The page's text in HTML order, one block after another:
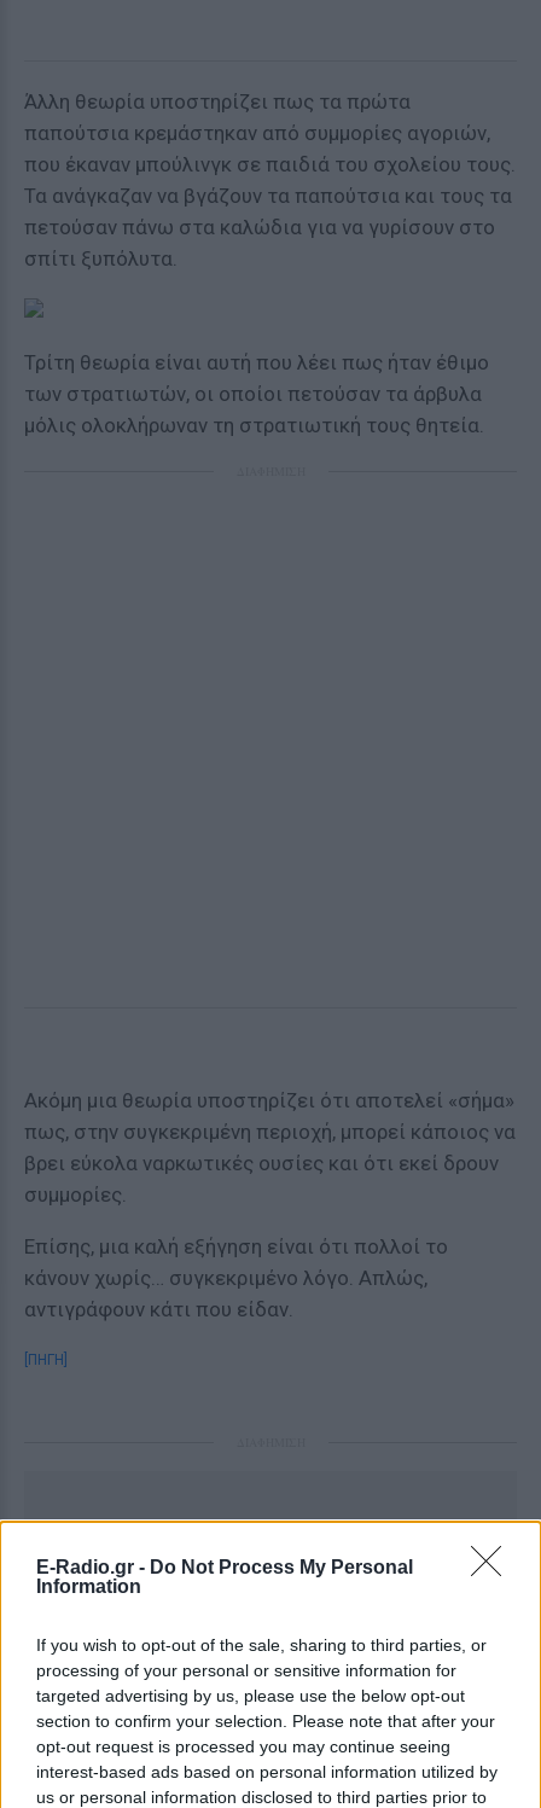
E-Radio.gr - Do Not Process My Personal
Information
If you wish to opt-out of the sale, sharing to third parties, or
processing of your personal or sensitive information for
targeted advertising by us, please use the below opt-out
section to confirm your selection. Please note that after your
opt-out request is processed you may continue seeing
interest-based ads based on personal information utilized by
us or personal information disclosed to third parties prior to
Άλλη θεωρία υποστηρίζει πως τα πρώτα
παπούτσια κρεμάστηκαν από συμμορίες αγοριών,
που έκαναν μπούλινγκ σε παιδιά του σχολείου τους.
Τα ανάγκαζαν να βγάζουν τα παπούτσια και τους τα
πετούσαν πάνω στα καλώδια για να γυρίσουν στο
σπίτι ξυπόλυτα.
Τρίτη θεωρία είναι αυτή που λέει πως ήταν έθιμο
των στρατιωτών, οι οποίοι πετούσαν τα άρβυλα
μόλις ολοκλήρωναν τη στρατιωτική τους θητεία.
Ακόμη μια θεωρία υποστηρίζει ότι αποτελεί «σήμα»
πως, στην συγκεκριμένη περιοχή, μπορεί κάποιος να
βρει εύκολα ναρκωτικές ουσίες και ότι εκεί δρουν
συμμορίες.
Επίσης, μια καλή εξήγηση είναι ότι πολλοί το
κάνουν χωρίς… συγκεκριμένο λόγο. Απλώς,
αντιγράφουν κάτι που είδαν.
[ΠΗΓΗ]